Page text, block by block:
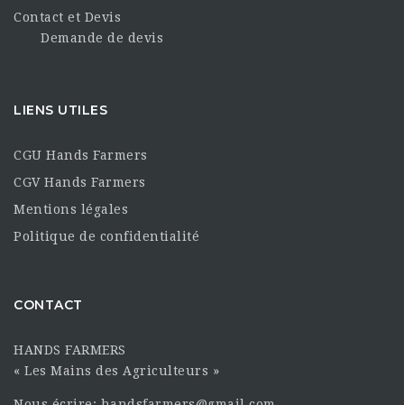
Contact et Devis
Demande de devis
LIENS UTILES
CGU Hands Farmers
CGV Hands Farmers
Mentions légales
Politique de confidentialité
CONTACT
HANDS FARMERS
« Les Mains des Agriculteurs »